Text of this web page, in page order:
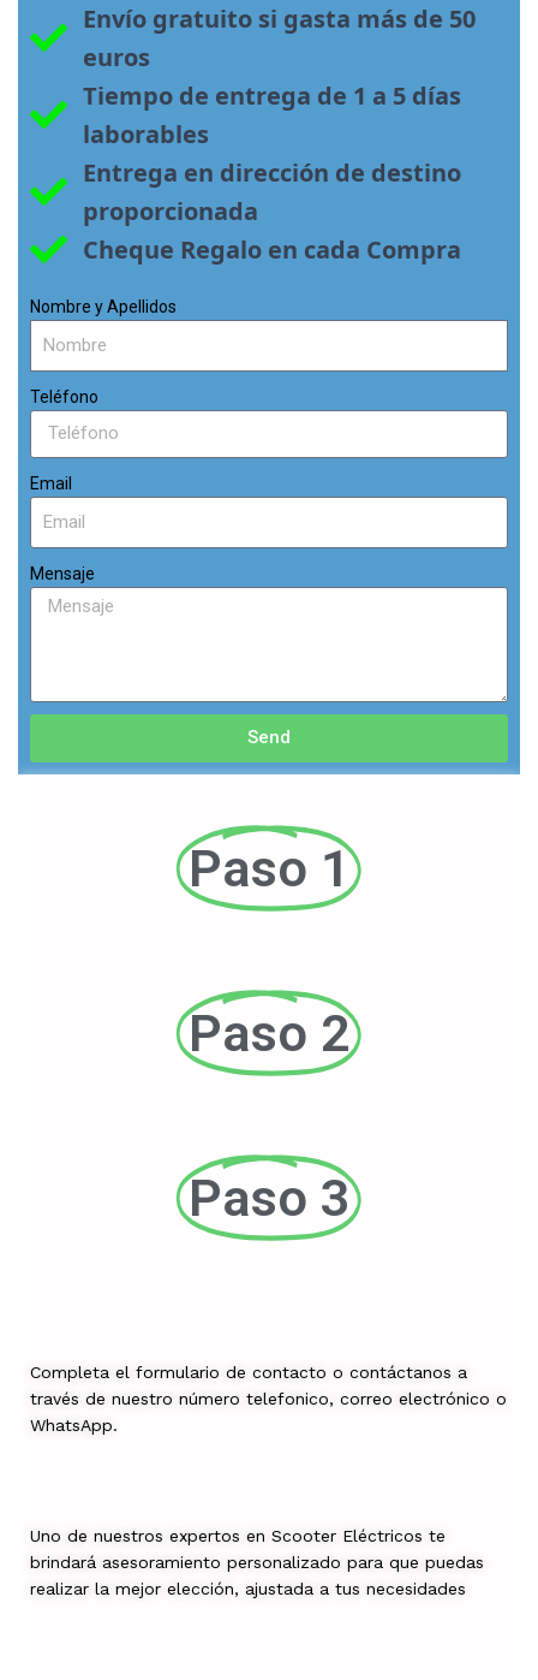
Envío gratuito si gasta más de 50
euros
Tiempo de entrega de 1 a 5 días
laborables
Entrega en dirección de destino
proporcionada
Cheque Regalo en cada Compra
Nombre y Apellidos
Teléfono
Email
Mensaje
Send
Paso 1
Paso 2
Paso 3
Completa el formulario de contacto o contáctanos a
través de nuestro número telefonico, correo electrónico o
WhatsApp.
Uno de nuestros expertos en Scooter Eléctricos te
brindará asesoramiento personalizado para que puedas
realizar la mejor elección, ajustada a tus necesidades